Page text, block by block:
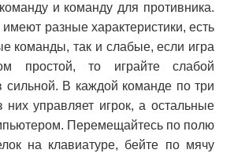
и команду для противника.
разные характеристики, есть
команды, так и слабые, если игра
простой, то играйте слабой
сильной. В каждой команде по три
них управляет игрок, а остальные
Перемещайтесь по полю
на клавиатуре, бейте по мячу